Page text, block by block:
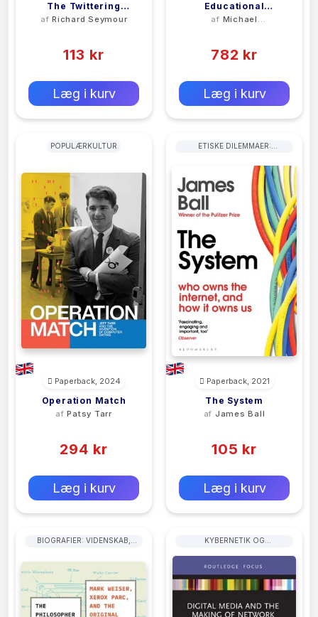
The Twittering
Machine
af Richard Seymour
113 kr
Læg i kurv
Educational
Psychology And The
af Michael
782 kr
Læg i kurv
POPULÆRKULTUR
Paperback, 2024
Operation Match
afPatsy Tarr
294 kr
Læg i kurv
ETISKE DILEMMAER:
TEKNOLOGISKE OG
MEDICINSKE UDVIKLINGER
Paperback, 2021
The System
af James Ball
105 kr
Læg i kurv
BIOGRAFIER: VIDENSKAB,
KYBERNETIK OG